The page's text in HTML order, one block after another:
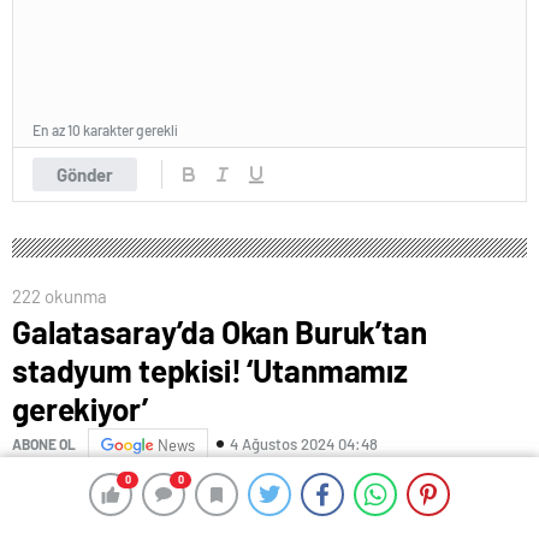
0 0
Gönder
En az 10 karakter gerekli
222 okunma
Galatasaray’da Okan Buruk’tan
stadyum tepkisi! ‘Utanmamız
gerekiyor’
ABONE OL News 4 Ağustos 2024 04:48
0 0
Turkcell Süper Kupa maçında Galatasaray, Beşiktaş’a
5-0 mağlup oldu. Atatürk Olimpiyat Stadyumu’nda